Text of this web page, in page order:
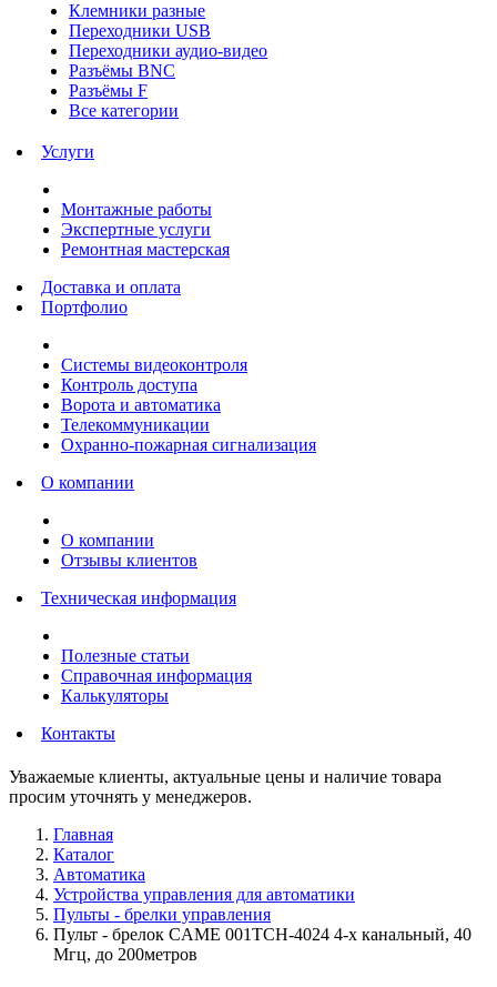
Клемники разные
Переходники USB
Переходники аудио-видео
Разъёмы BNC
Разъёмы F
Все категории
Услуги
Монтажные работы
Экспертные услуги
Ремонтная мастерская
Доставка и оплата
Портфолио
Системы видеоконтроля
Контроль доступа
Ворота и автоматика
Телекоммуникации
Охранно-пожарная сигнализация
О компании
О компании
Отзывы клиентов
Техническая информация
Полезные статьи
Справочная информация
Калькуляторы
Контакты
Уважаемые клиенты, актуальные цены и наличие товара
просим уточнять у менеджеров.
Главная
Каталог
Автоматика
Устройства управления для автоматики
Пульты - брелки управления
Пульт - брелок CAME 001TCH-4024 4-х канальный, 40
Мгц, до 200метров